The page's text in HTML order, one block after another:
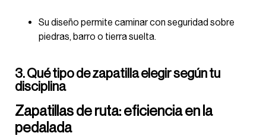
Su diseño permite caminar con seguridad sobre
piedras, barro o tierra suelta.
3. Qué tipo de zapatilla elegir según tu
disciplina
Zapatillas de ruta: eficiencia en la
pedalada